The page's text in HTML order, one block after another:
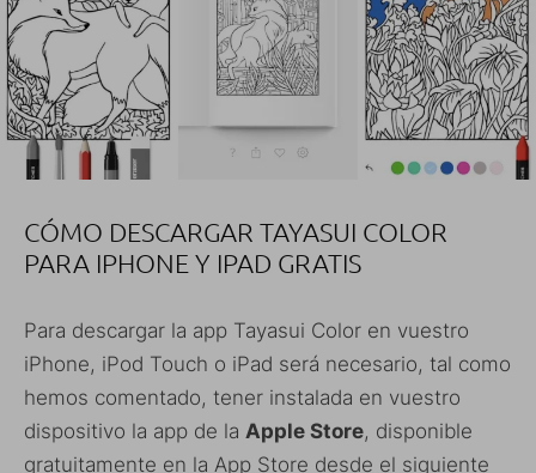
CÓMO DESCARGAR TAYASUI COLOR
PARA IPHONE Y IPAD GRATIS
Para descargar la app Tayasui Color en vuestro
iPhone, iPod Touch o iPad será necesario, tal como
hemos comentado, tener instalada en vuestro
dispositivo la app de la Apple Store, disponible
gratuitamente en la App Store desde el siguiente